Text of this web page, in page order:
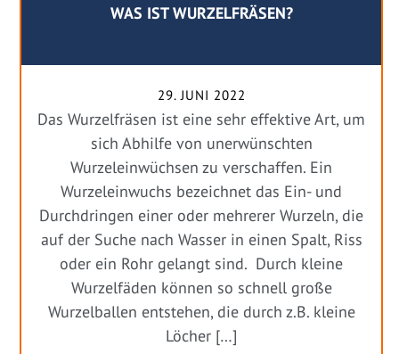
WAS IST WURZELFRÄSEN?
29. JUNI 2022
Das Wurzelfräsen ist eine sehr effektive Art, um
sich Abhilfe von unerwünschten
Wurzeleinwüchsen zu verschaffen. Ein
Wurzeleinwuchs bezeichnet das Ein- und
Durchdringen einer oder mehrerer Wurzeln, die
auf der Suche nach Wasser in einen Spalt, Riss
oder ein Rohr gelangt sind. Durch kleine
Wurzelfäden können so schnell große
Wurzelballen entstehen, die durch z.B. kleine
Löcher […]